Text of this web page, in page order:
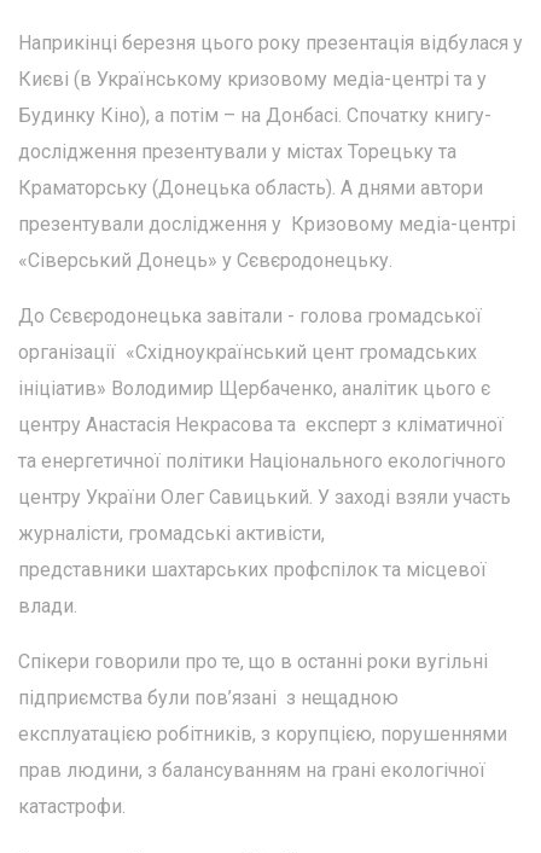
Наприкінці березня цього року презентація відбулася у
Києві (в Українському кризовому медіа-центрі та у
Будинку Кіно), а потім – на Донбасі. Спочатку книгу-
дослідження презентували у містах Торецьку та
Краматорську (Донецька область). А днями автори
презентували дослідження у Кризовому медіа-центрі
«Сіверський Донець» у Сєвєродонецьку.
До Сєвєродонецька завітали - голова громадської
організації «Східноукраїнський цент громадських
ініціатив» Володимир Щербаченко, аналітик цього є
центру Анастасія Некрасова та експерт з кліматичної
та енергетичної політики Національного екологічного
центру України Олег Савицький. У заході взяли участь
журналісти, громадські активісти,
представники шахтарських профспілок та місцевої
влади.
Спікери говорили про те, що в останні роки вугільні
підприємства були пов’язані з нещадною
експлуатацією робітників, з корупцією, порушеннями
прав людини, з балансуванням на грані екологічної
катастрофи.